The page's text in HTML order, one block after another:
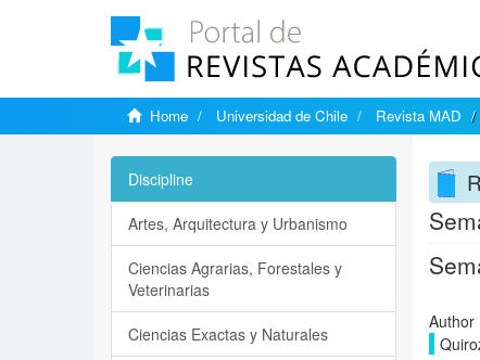
Home Universidad de Chile Revista MAD
Author
Discipline
Artes, Arquitectura y Urbanismo
Ciencias Agrarias, Forestales y
Veterinarias
Ciencias Exactas y Naturales